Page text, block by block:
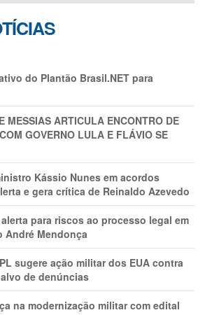
do Plantão Brasil.NET para
MESSIAS ARTICULA ENCONTRO DE
GOVERNO LULA E FLÁVIO SE
Kássio Nunes em acordos
e gera crítica de Reinaldo Azevedo
para riscos ao processo legal em
Mendonça
sugere ação militar dos EUA contra
de denúncias
na modernização militar com edital